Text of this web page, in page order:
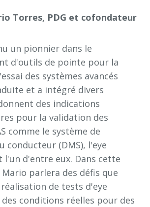
Torres, PDG et cofondateur
un pionnier dans le
d'outils de pointe pour la
des systèmes avancés
et a intégré divers
des indications
pour la validation des
comme le système de
conducteur (DMS), l'eye
d'entre eux. Dans cette
parlera des défis que
de tests d'eye
conditions réelles pour des